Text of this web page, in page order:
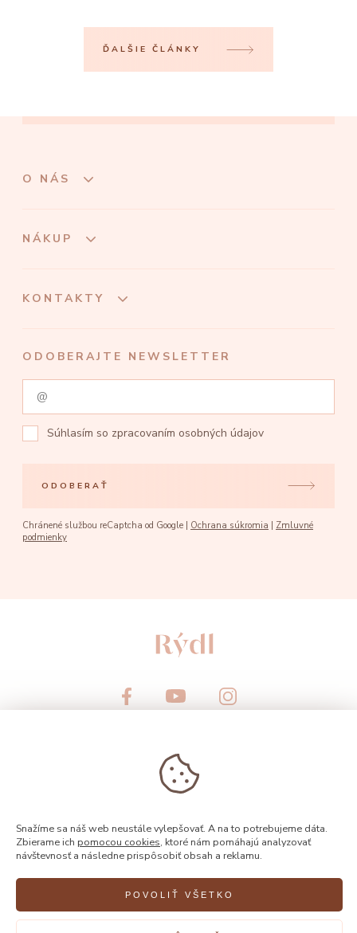
ĎALŠIE ČLÁNKY
O NÁS
NÁKUP
KONTAKTY
ODOBERAJTE NEWSLETTER
Súhlasím so zpracovaním osobných údajov
ODOBERAŤ
Chránené službou reCaptcha od Google | Ochrana súkromia | Zmluvné
podmienky
© 2026, Rýdl
VytvoriloFEO
Snažíme sa náš web neustále vylepšovať. A na to potrebujeme dáta.
Zbierame ich pomocou cookies, ktoré nám pomáhajú analyzovať
návštevnosť a následne prispôsobiť obsah a reklamu.
POVOLIŤ VŠETKO